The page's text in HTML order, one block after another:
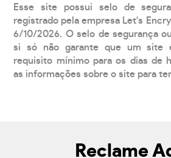
Esse site possui selo de
registrado pela empresa Let's
6/10/2026. O selo de segurança
si só não garante que um site
requisito mínimo para os dias de
as informações sobre o site para
Reclame